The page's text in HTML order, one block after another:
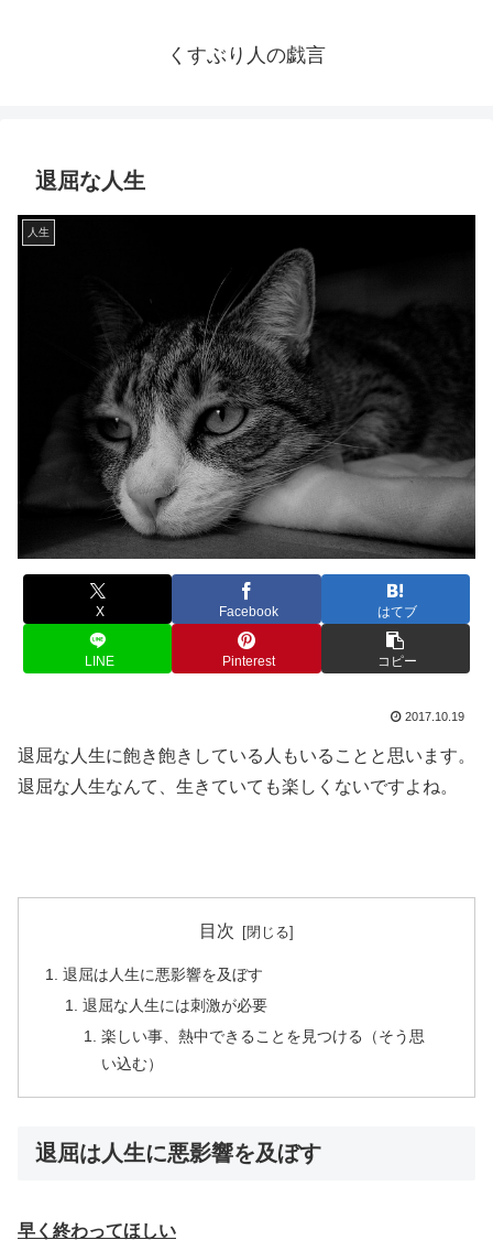
くすぶり人の戯言
退屈な人生
人生
X Facebook はてブ
LINE Pinterest コピー
2017.10.19
退屈な人生に飽き飽きしている人もいることと思います。
退屈な人生なんて、生きていても楽しくないですよね。
目次
退屈は人生に悪影響を及ぼす
退屈な人生には刺激が必要
楽しい事、熱中できることを見つける（そう思
い込む）
退屈は人生に悪影響を及ぼす
早く終わってほしい